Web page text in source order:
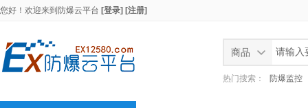
您好！欢迎来到 防爆云平台 [登录] [注册]
商品
热门搜索： 防爆监控